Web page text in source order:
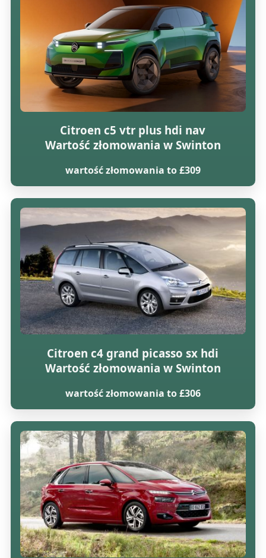
Citroen c5 vtr plus hdi nav
Wartość złomowania w Swinton
wartość złomowania to £309
Citroen c4 grand picasso sx hdi
Wartość złomowania w Swinton
wartość złomowania to £306